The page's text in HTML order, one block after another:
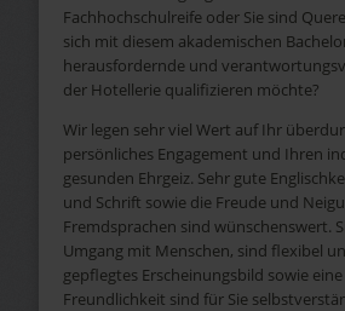
Fachhochschulreife oder Sie sind
sich mit diesem akademischen
herausfordernde und
der Hotellerie qualifizieren möchte?
Wir legen sehr viel Wert auf Ihr
persönliches Engagement und Ihren
gesunden Ehrgeiz. Sehr gute
und Schrift sowie die Freude und
Fremdsprachen sind wünschenswert.
Umgang mit Menschen, sind flexibel
gepflegtes Erscheinungsbild sowie
Freundlichkeit sind für Sie